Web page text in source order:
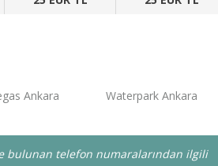
Ankara Waterpark Ankara
bulunan telefon numaralarından ilgili